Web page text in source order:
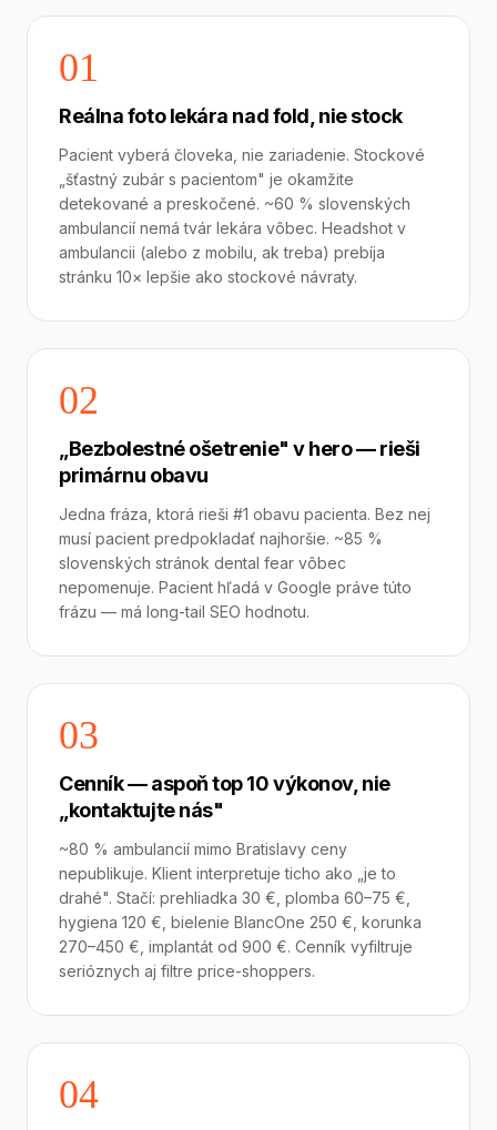
01
Reálna foto lekára nad fold, nie stock
Pacient vyberá človeka, nie zariadenie. Stockové
„šťastný zubár s pacientom" je okamžite
detekované a preskočené. ~60 % slovenských
ambulancií nemá tvár lekára vôbec. Headshot v
ambulancii (alebo z mobilu, ak treba) prebíja
stránku 10× lepšie ako stockové návraty.
02
„Bezbolestné ošetrenie" v hero — rieši
primárnu obavu
Jedna fráza, ktorá rieši #1 obavu pacienta. Bez nej
musí pacient predpokladať najhoršie. ~85 %
slovenských stránok dental fear vôbec
nepomenuje. Pacient hľadá v Google práve túto
frázu — má long-tail SEO hodnotu.
03
Cenník — aspoň top 10 výkonov, nie
„kontaktujte nás"
~80 % ambulancií mimo Bratislavy ceny
nepublikuje. Klient interpretuje ticho ako „je to
drahé". Stačí: prehliadka 30 €, plomba 60–75 €,
hygiena 120 €, bielenie BlancOne 250 €, korunka
270–450 €, implantát od 900 €. Cenník vyfiltruje
serióznych aj filtre price-shoppers.
04